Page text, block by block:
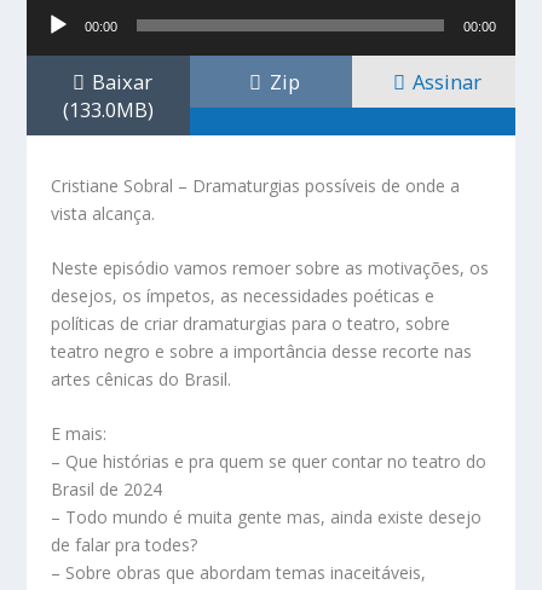
Tocador
00:00 00:00
Baixar
(133.0MB)
Zip Assinar
Cristiane Sobral – Dramaturgias possíveis de onde a
vista alcança.
Neste episódio vamos remoer sobre as motivações, os
desejos, os ímpetos, as necessidades poéticas e
políticas de criar dramaturgias para o teatro, sobre
teatro negro e sobre a importância desse recorte nas
artes cênicas do Brasil.
E mais:
– Que histórias e pra quem se quer contar no teatro do
Brasil de 2024
– Todo mundo é muita gente mas, ainda existe desejo
de falar pra todes?
– Sobre obras que abordam temas inaceitáveis,